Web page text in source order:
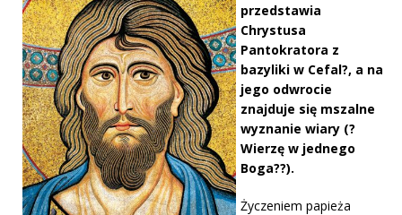
przedstawia
Chrystusa
Pantokratora z
bazyliki w Cefal?, a na
jego odwrocie
znajduje się mszalne
wyznanie wiary (?
Wierzę w jednego
Boga??).
Życzeniem papieża